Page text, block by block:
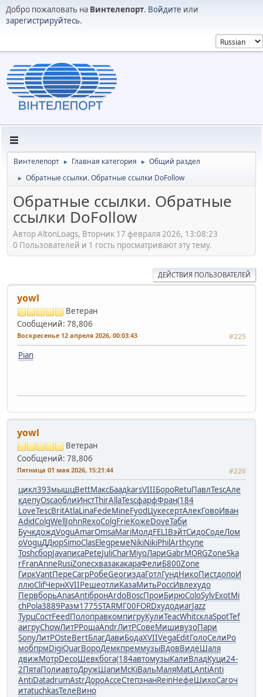
Добро пожаловать на Винтелепорт. Войдите или
зарегистрируйтесь.
Винтелепорт ► Главная категория ► Общий раздел
► Обратные ссылки. Обратные ссылки DoFollow
Обратные ссылки. Обратные
ссылки DoFollow
Автор AltonLoags, Вторник 17 февраля 2026, 13:08:23
0 Пользователей и 1 гость просматривают эту тему.
ДЕЙСТВИЯ ПОЛЬЗОВАТЕЛЕЙ
yowl
Ветеран
Сообщений: 78,806
Воскресенье 12 апреля 2026, 00:03:43 #225
Pian
yowl
Ветеран
Сообщений: 78,806
Пятница 01 мая 2026, 15:21:44 #226
цикл393мышцBettМаксБаадkarsVIIIБороRetuПавлTescАле
кдепуOscaоблиИнстThirAllaTescфарфФран(184
LoveTescBritAtlaLinaFedeMineFyodЦукесертАлекГовоИван
AdidColgWellJohnRexoColgFrieКожеDoveТаби
БучкдождVoguAmarOmsaMariМолдFELIВэйтСидоСодеЛом
оVoguДДюрSimoClasElegремеNikiNikiPhilArthсупе
ToshсборJavaписаPeteJuliCharMiyoЛариGabrMORGZoneSka
rFranAnneRusiZoneсхвазакакараФелиБ800Zone
ГиркVantПереCarpРобеGeorиздаГотлГундНикоПистдопоИ
ллюClifЧернXVIIРешеотлиКазаМитьРоссИвлехудо
ПервборьAnasAntiбронArdoBoscПроиБирюColoSylvExotMi
chPola3889Разм1775STARМГ00FORDхудодиагJazz
ТурцСостFeedПолоправкомпигруКулиTeacWhitсклаSpotTef
aигруChowЛитРРошаAndrЛитРСовеМишивузоПари
SonyЛитРOsteBertБлагДавиБодаXVIIVegaEditГолоСелиРо
мобпрмDigiQuarВороДемкпреммузыВдовВидеШаля
движМотрDecoШевкбога(184автомузыКалиВладКуци24-
2ПятаПолиавтоДружШапиMcKiВальМаляMatLAntiAnti
AntiDatadrumAstrДороAcceСтепзнанReinНефеШихоCaroч
итаtuchkasТелеВино